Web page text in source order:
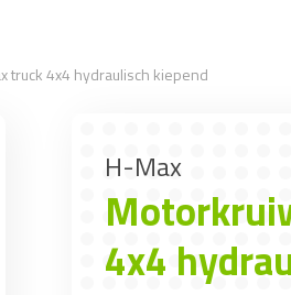
truck 4x4 hydraulisch kiepend
H-Max
4x4